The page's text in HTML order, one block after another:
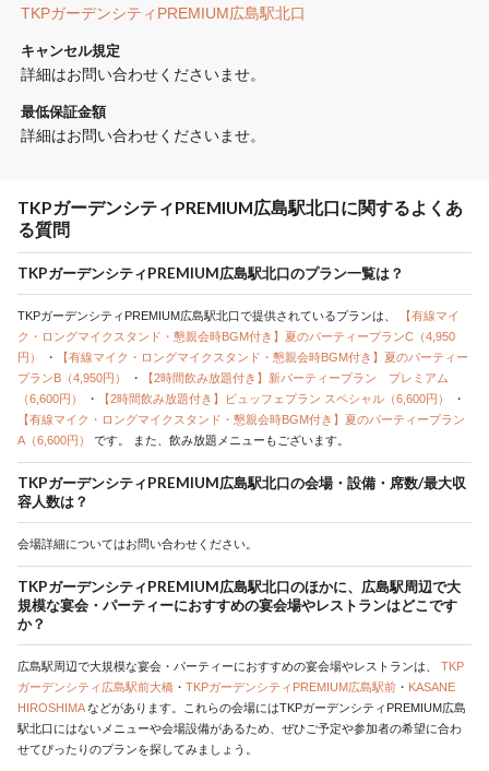
TKPガーデンシティPREMIUM広島駅北口
キャンセル規定
詳細はお問い合わせくださいませ。
最低保証金額
詳細はお問い合わせくださいませ。
TKPガーデンシティPREMIUM広島駅北口に関するよくあ
る質問
TKPガーデンシティPREMIUM広島駅北口のプラン一覧は？
TKPガーデンシティPREMIUM広島駅北口で提供されているプランは、
【有線マイ
ク・ロングマイクスタンド・懇親会時BGM付き】夏のパーティープランC（4,950
円）
・
【有線マイク・ロングマイクスタンド・懇親会時BGM付き】夏のパーティー
プランB（4,950円）
・
【2時間飲み放題付き】新パーティープラン プレミアム
（6,600円）
・ 【2時間飲み放題付き】ビュッフェプラン スペシャル（6,600円）
・
【有線マイク・ロングマイクスタンド・懇親会時BGM付き】夏のパーティープラン
A（6,600円） です。 また、飲み放題メニューもございます。
TKPガーデンシティPREMIUM広島駅北口の会場・設備・席数/最大収
容人数は？
会場詳細についてはお問い合わせください。
TKPガーデンシティPREMIUM広島駅北口のほかに、広島駅周辺で大
規模な宴会・パーティーにおすすめの宴会場やレストランはどこです
か？
広島駅周辺で大規模な宴会・パーティーにおすすめの宴会場やレストランは、 TKP
ガーデンシティ広島駅前大橋 ・ TKPガーデンシティPREMIUM広島駅前 ・ KASANE
HIROSHIMAなどがあります。これらの会場にはTKPガーデンシティPREMIUM広島
駅北口にはないメニューや会場設備があるため、ぜひご予定や参加者の希望に合わ
せてぴったりのプランを探してみましょう。